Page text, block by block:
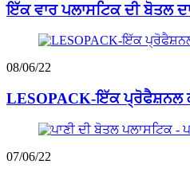
ਇੱਕ ਵਾਰ ਪਲਾਸਟਿਕ ਦੀ ਬੋਤਲ
08/06/22
LESOPACK-ਇੱਕ ਪ੍ਰੋਫੈਸ਼ਨਲ
07/06/22